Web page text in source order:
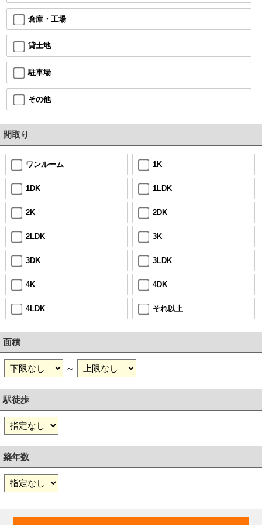
倉庫・工場
貸土地
駐車場
その他
間取り
ワンルーム 1K
1DK 1LDK
2K 2DK
2LDK 3K
3DK 3LDK
4K 4DK
4LDK それ以上
面積
～
駅徒歩
築年数